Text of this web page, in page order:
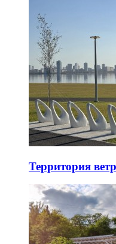
Территория